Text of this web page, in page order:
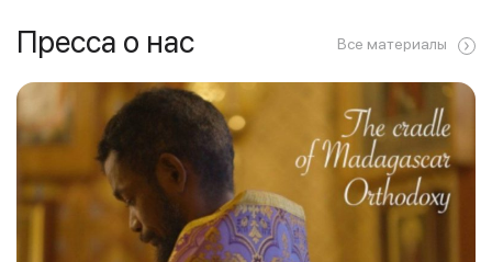
Пресса о нас Все материалы